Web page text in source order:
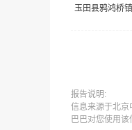
玉田县鸦鸿桥
报告说明:
信息来源于北京
巴巴对您使用